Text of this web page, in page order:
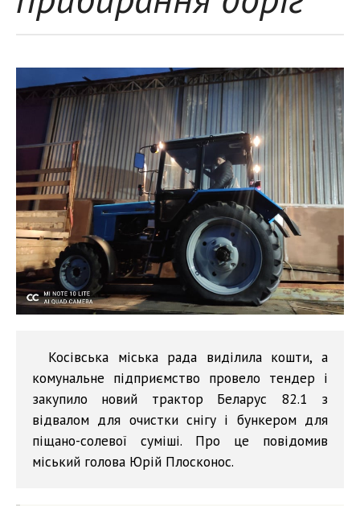
Косівська міська рада виділила кошти, а
комунальне підприємство провело тендер і
закупило новий трактор Беларус 82.1 з
відвалом для очистки снігу і бункером для
піщано-солевої суміші. Про це повідомив
міський голова Юрій Плосконос.